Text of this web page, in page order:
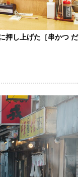
押し上げた［串かつ だ